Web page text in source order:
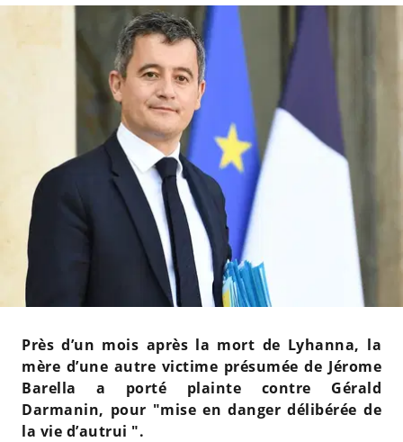
Près d’un mois après la mort de Lyhanna, la
mère d’une autre victime présumée de Jérome
Barella a porté plainte contre Gérald
Darmanin, pour "mise en danger délibérée de
la vie d’autrui ".